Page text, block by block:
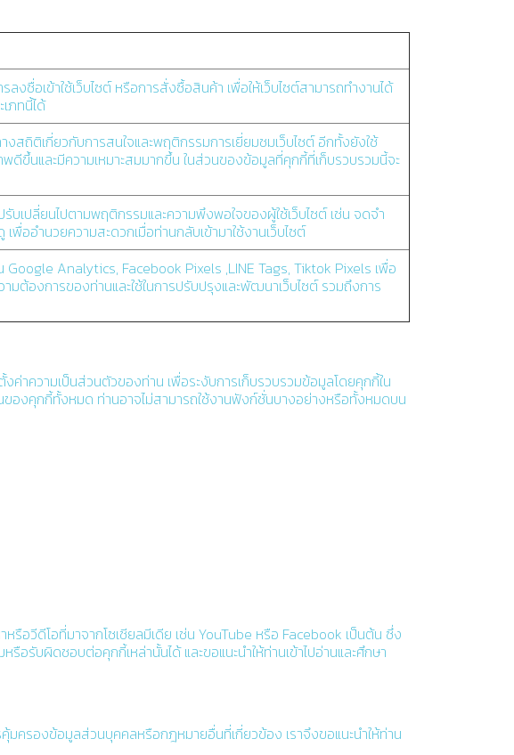
ลงชื่อเข้าใช้เว็บไซต์ หรือการสั่งซื้อสินค้า เพื่อให้เว็บไซต์สามารถทำงานได้
ภทนี้ได้
สถิติเกี่ยวกับการสนใจและพฤติกรรมการเยี่ยมชมเว็บไซต์ อีกทั้งยังใช้
ขึ้นและมีความเหมาะสมมากขึ้น ในส่วนของข้อมูลที่คุกกี้ที่เก็บรวบรวมนี้จะ
บเปลี่ยนไปตามพฤติกรรมและความพึงพอใจของผู้ใช้เว็บไซต์ เช่น จดจำ
ออำนวยความสะดวกเมื่อท่านกลับเข้ามาใช้งานเว็บไซต์
Google Analytics, Facebook Pixels ,LINE Tags, Tiktok Pixels เพื่อ
มต้องการของท่านและใช้ในการปรับปรุงและพัฒนาเว็บไซต์ รวมถึงการ
าความเป็นส่วนตัวของท่าน เพื่อระงับการเก็บรวบรวมข้อมูลโดยคุกกี้ใน
องคุกกี้ทั้งหมด ท่านอาจไม่สามารถใช้งานฟังก์ชั่นบางอย่างหรือทั้งหมดบน
รือวีดีโอที่มาจากโซเชียลมีเดีย เช่น YouTube หรือ Facebook เป็นต้น ซึ่ง
อรับผิดชอบต่อคุกกี้เหล่านั้นได้ และขอแนะนำให้ท่านเข้าไปอ่านและศึกษา
มครองข้อมูลส่วนบุคคลหรือกฎหมายอื่นที่เกี่ยวข้อง เราจึงขอแนะนำให้ท่าน